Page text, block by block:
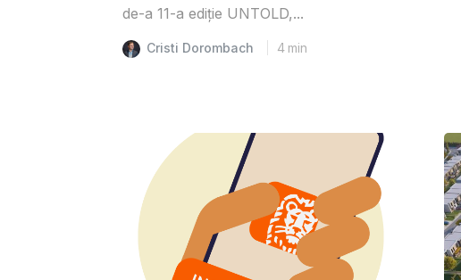
de-a 11-a ediție UNTOLD,...
Cristi Dorombach 4 min